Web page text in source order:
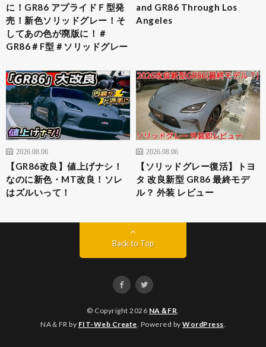
に！GR86 アプライドＦ型発
売！新色ソリッドグレー！そ
してあの色が廃版に！＃
GR86＃F型＃ソリッドグレー
and GR86 Through Los
Angeles
2026.08.06
【GR86改良】値上げナシ！
なのに新色・MT改良！ソレ
はズルいって！
2026.08.06
【ソリッドグレー復活】トヨ
タ 改良新型 GR86 最終モデ
ル？ 外装 レビュー
Back to Top
© Copyright 2026 NA＆FR.
NA＆FR by FIT-Web Create. Powered by WordPress.